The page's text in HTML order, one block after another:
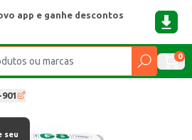
app e ganhe descontos
0
seu